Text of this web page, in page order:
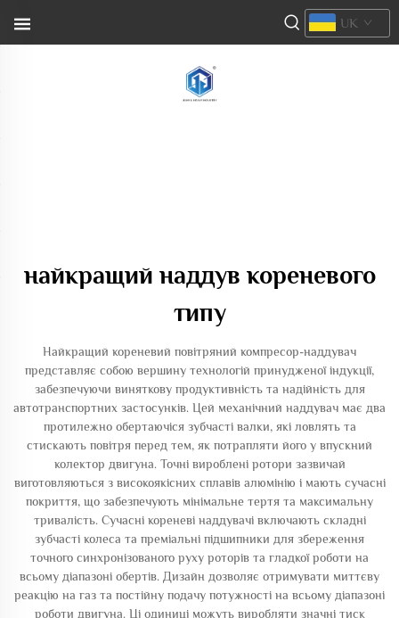
UK
найкращий наддув кореневого
типу
Найкращий кореневий повітряний компресор-наддувач
представляє собою вершину технологій принудженої індукції,
забезпечуючи виняткову продуктивність та надійність для
автотранспортних застосунків. Цей механічний наддувач має два
протилежно обертаючіся зубчасті валки, які ловлять та
стискають повітря перед тем, як потрапляти його у впускний
колектор двигуна. Точні вироблені ротори зазвичай
виготовляються з високоякісних сплавів алюмінію і мають сучасні
покриття, що забезпечують мінімальне тертя та максимальну
тривалість. Сучасні кореневі наддувачі включають складні
зубчасті колеса та преміальні підшипники для збереження
точного синхронізованого руху роторів та гладкої роботи на
всьому діапазоні обертів. Дизайн дозволяє отримувати миттєву
реакцію на газ та постійну подачу потужності на всьому діапазоні
роботи двигуна. Ці одиниці можуть виробляти значні тиск